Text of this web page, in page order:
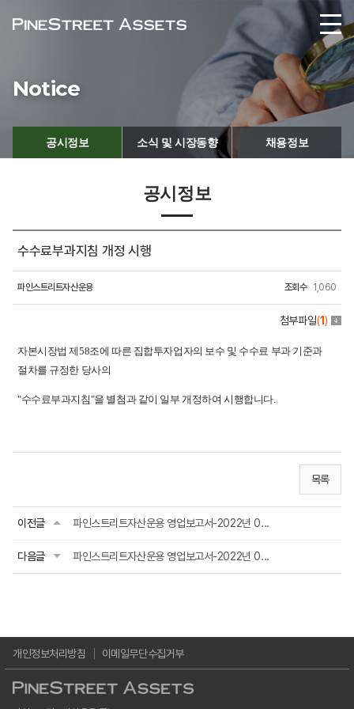
Notice
공시정보 소식 및 시장동향 채용정보
공시정보
수수료부과지침 개정 시행
파인스트리트자산운용 조회수 1,060
첨부파일(1)
자본시장법 제58조에 따른 집합투자업자의 보수 및 수수료 부과 기준과
절차를 규정한 당사의
"수수료부과지침"을 별첨과 같이 일부 개정하여 시행합니다.
목록
이전글 파인스트리트자산운용 영업보고서-2022년 0...
다음글 파인스트리트자산운용 영업보고서-2022년 0...
개인정보처리방침 이메일무단수집거부